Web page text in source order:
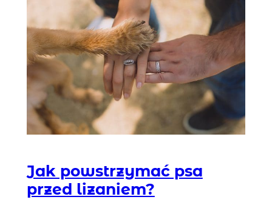
Jak powstrzymać psa
przed lizaniem?